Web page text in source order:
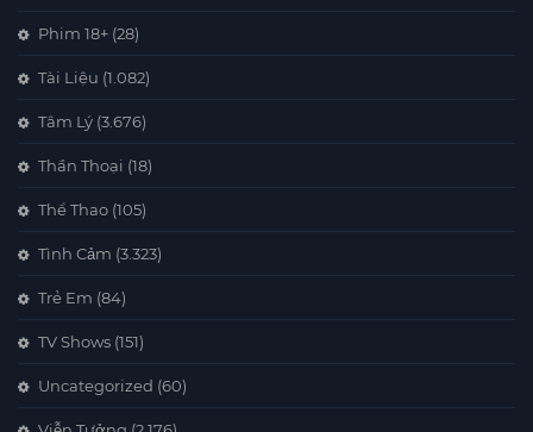
Phim 18+ (28)
Tài Liệu (1.082)
Tâm Lý (3.676)
Thần Thoại (18)
Thể Thao (105)
Tình Cảm (3.323)
Trẻ Em (84)
TV Shows (151)
Uncategorized (60)